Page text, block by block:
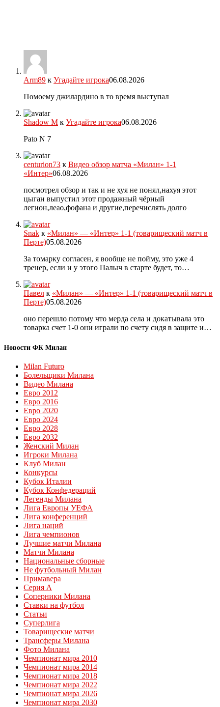
Arm89 к Угадайте игрока06.08.2026
Помоему джилардино в то время выступал
Shadow M к Угадайте игрока06.08.2026
Pato N 7
centurion73 к Видео обзор матча «Милан» 1-1
«Интер»06.08.2026
посмотрел обзор и так и не хуя не понял,нахуя этот
цыган выпустил этот продажный чёрный
легион,леао,фофана и другие,перечислять долго
Snak к «Милан» — «Интер» 1-1 (товарищеский матч в
Перте)05.08.2026
За томарку согласен, я вообще не пойму, это уже 4
тренер, если и у этого Палыч в старте будет, то…
Павел к «Милан» — «Интер» 1-1 (товарищеский матч в
Перте)05.08.2026
оно перешло потому что мерда села и докатывала это
товарка счет 1-0 они играли по счету сидя в защите и…
Новости ФК Милан
Milan Futuro
Болельщики Милана
Видео Милана
Евро 2012
Евро 2016
Евро 2020
Евро 2024
Евро 2028
Евро 2032
Женский Милан
Игроки Милана
Клуб Милан
Конкурсы
Кубок Италии
Кубок Конфедераций
Легенды Милана
Лига Европы УЕФА
Лига конференций
Лига наций
Лига чемпионов
Лучшие матчи Милана
Матчи Милана
Национальные сборные
Не футбольный Милан
Примавера
Серия А
Соперники Милана
Ставки на футбол
Статьи
Суперлига
Товарищеские матчи
Трансферы Милана
Фото Милана
Чемпионат мира 2010
Чемпионат мира 2014
Чемпионат мира 2018
Чемпионат мира 2022
Чемпионат мира 2026
Чемпионат мира 2030